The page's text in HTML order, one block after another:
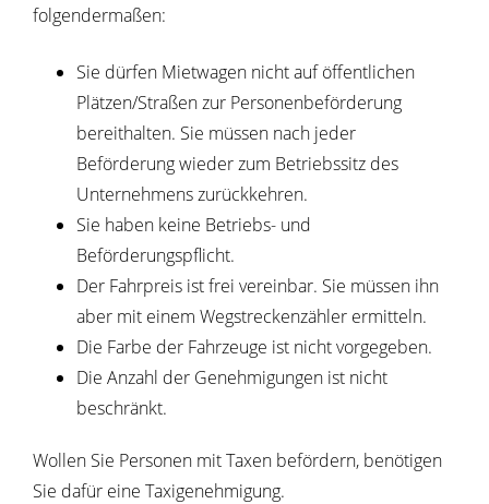
folgendermaßen:
Sie dürfen Mietwagen nicht auf öffentlichen
Plätzen/Straßen zur Personenbeförderung
bereithalten. Sie müssen nach jeder
Beförderung wieder zum Betriebssitz des
Unternehmens zurückkehren.
Sie haben keine Betriebs- und
Beförderungspflicht.
Der Fahrpreis ist frei vereinbar. Sie müssen ihn
aber mit einem Wegstreckenzähler ermitteln.
Die Farbe der Fahrzeuge ist nicht vorgegeben.
Die Anzahl der Genehmigungen ist nicht
beschränkt.
Wollen Sie Personen mit Taxen befördern, benötigen
Sie dafür eine Taxigenehmigung.